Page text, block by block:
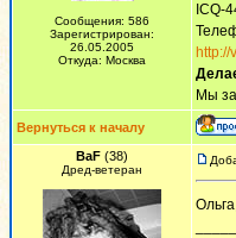
Сообщения: 586
Зарегистрирован:
26.05.2005
Откуда: Москва
ICQ-
Мы
Вернуться к началу
BaF (38)
Дред-ветеран